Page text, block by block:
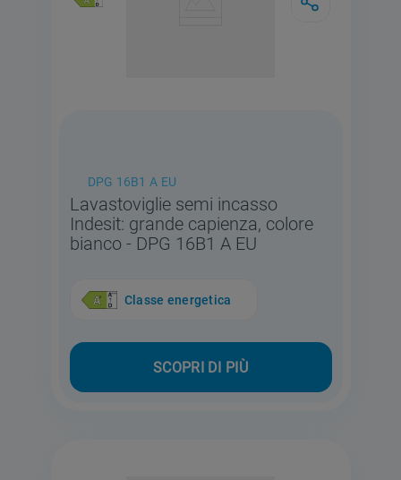
DPG 16B1 A EU
Lavastoviglie semi incasso
Indesit: grande capienza, colore
bianco - DPG 16B1 A EU
Classe energetica
SCOPRI DI PIÙ